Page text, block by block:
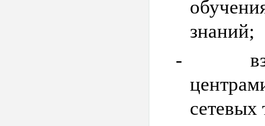
знаний;
-
сетевых